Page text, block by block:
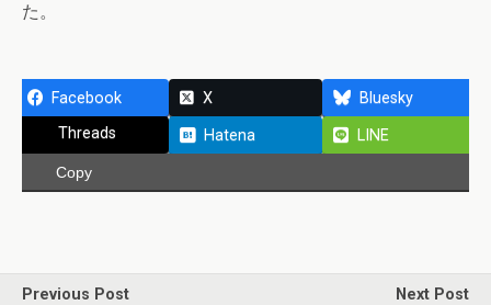
た。
Facebook X
Bluesky
Threads
Hatena LINE
Copy
Previous Post
Next Post